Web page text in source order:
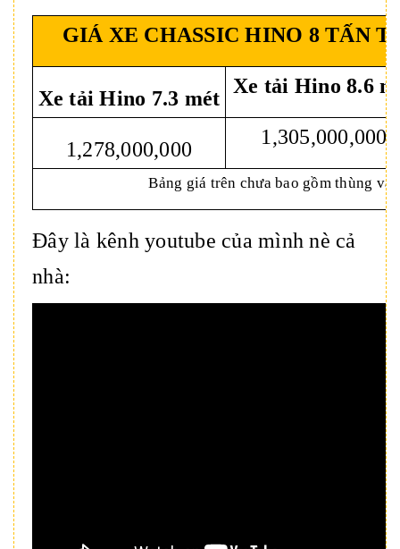
GIÁ XE CHASSIC HINO 8 TẤN
Xe tải Hino 7.3 mét
Xe tải Hino 8.6
1,278,000,000
1,305,000,000
Bảng giá trên chưa bao gồm thùng
Đây là kênh youtube của mình nè cả
nhà: